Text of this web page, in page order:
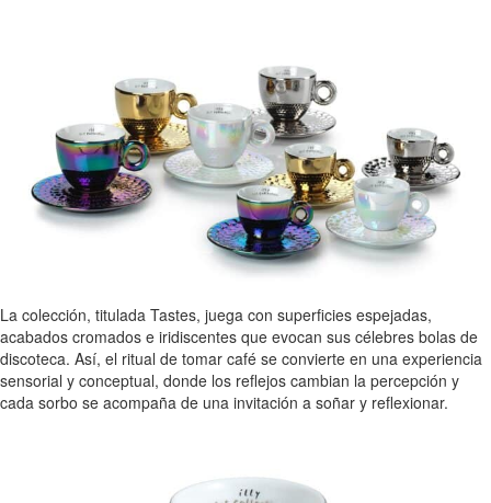
La colección, titulada Tastes, juega con superficies espejadas,
acabados cromados e iridiscentes que evocan sus célebres bolas de
discoteca. Así, el ritual de tomar café se convierte en una experiencia
sensorial y conceptual, donde los reflejos cambian la percepción y
cada sorbo se acompaña de una invitación a soñar y reflexionar.